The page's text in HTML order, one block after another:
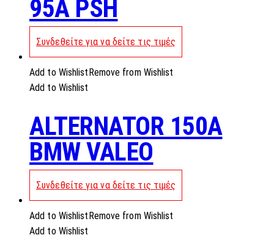
95A PSH
Συνδεθείτε για να δείτε τις τιμές
Add to Wishlist Remove from Wishlist
Add to Wishlist
ALTERNATOR 150A
BMW VALEO
Συνδεθείτε για να δείτε τις τιμές
Add to Wishlist Remove from Wishlist
Add to Wishlist